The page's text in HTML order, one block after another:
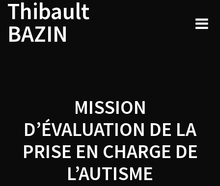
Skip
content
Thibault
BAZIN
MISSION
D’ÉVALUATION DE LA
PRISE EN CHARGE DE
L’AUTISME
Navigation
de